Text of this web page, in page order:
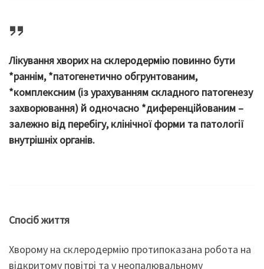
Лікування хворих на склеродермію повинно бути
*раннім, *патогенетично обгрунтованим,
*комплексним (із урахуванням складного патогенезу
захворювання) й одночасно *диференційованим –
залежно від перебігу, клінічної форми та патології
внутрішніх органів.
Спосіб життя
Хворому на склеродермію протипоказана робота на
відкритому повітрі та у неопалювальному